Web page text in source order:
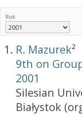
Rok
R. Mazurek²
9th on
2001
Silesian
Białystok